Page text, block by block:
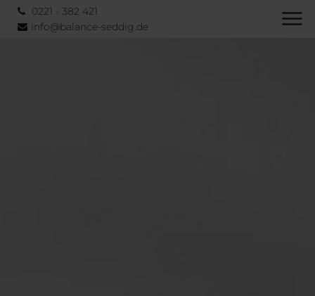
0221 - 382 421
info@balance-seddig.de